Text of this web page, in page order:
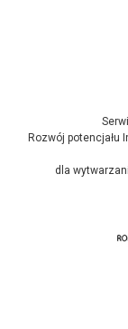
Rozwój potencjału
dla